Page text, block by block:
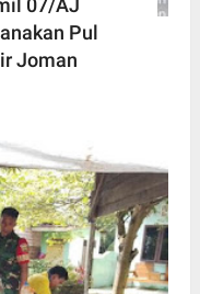
07/AJ
Pul
Joman